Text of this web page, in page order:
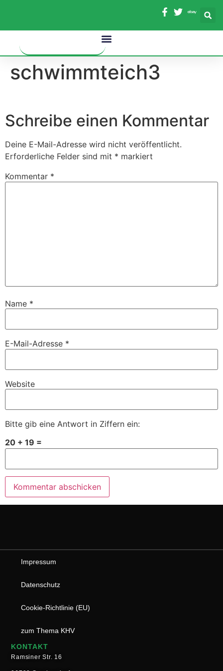
schwimmteich3
Schreibe einen Kommentar
Deine E-Mail-Adresse wird nicht veröffentlicht.
Erforderliche Felder sind mit * markiert
Kommentar *
Name *
E-Mail-Adresse *
Website
Bitte gib eine Antwort in Ziffern ein:
20 + 19 =
Impressum
Datenschutz
Cookie-Richtlinie (EU)
zum Thema KHV
KONTAKT
Ramsiner Str. 16